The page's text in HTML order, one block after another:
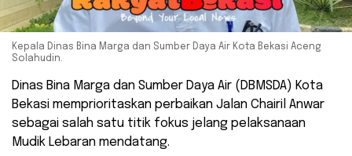
Kepala Dinas Bina Marga dan Sumber Daya Air Kota Bekasi Aceng
Solahudin.
Dinas Bina Marga dan Sumber Daya Air (DBMSDA) Kota
Bekasi memprioritaskan perbaikan Jalan Chairil Anwar
sebagai salah satu titik fokus jelang pelaksanaan
Mudik Lebaran mendatang.